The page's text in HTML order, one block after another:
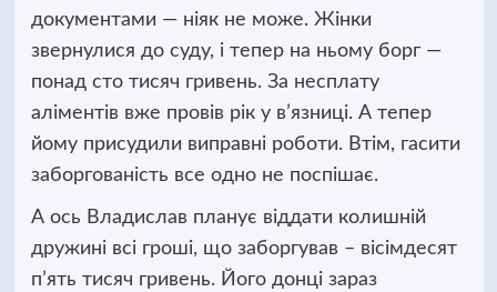
документами — ніяк не може. Жінки
звернулися до суду, і тепер на ньому борг —
понад сто тисяч гривень. За несплату
аліментів вже провів рік у в’язниці. А тепер
йому присудили виправні роботи. Втім, гасити
заборгованість все одно не поспішає.
А ось Владислав планує віддати колишній
дружині всі гроші, що заборгував – вісімдесят
п’ять тисяч гривень. Його донці зараз